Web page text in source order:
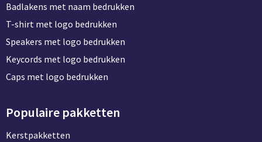
Badlakens met naam bedrukken
T-shirt met logo bedrukken
Speakers met logo bedrukken
Keycords met logo bedrukken
Caps met logo bedrukken
Populaire pakketten
Kerstpakketten